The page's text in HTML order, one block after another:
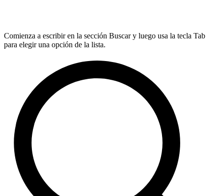
Comienza a escribir en la sección Buscar y luego usa la tecla Tab
para elegir una opción de la lista.